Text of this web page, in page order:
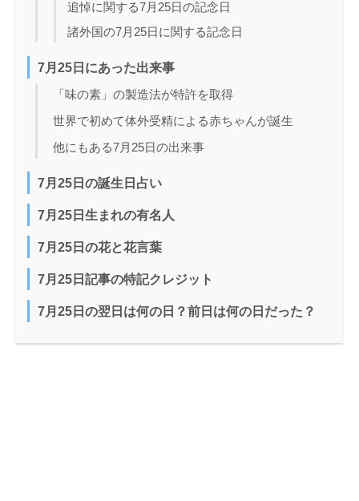
追悼に関する7月25日の記念日
諸外国の7月25日に関する記念日
7月25日にあった出来事
「味の素」の製造法が特許を取得
世界で初めて体外受精による赤ちゃんが誕生
他にもある7月25日の出来事
7月25日の誕生日占い
7月25日生まれの有名人
7月25日の花と花言葉
7月25日記事の特記クレジット
7月25日の翌日は何の日？前日は何の日だった？